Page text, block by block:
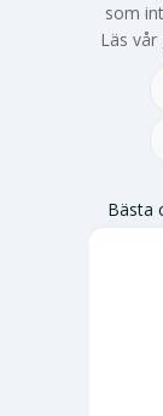
som
Läs vår
Bästa